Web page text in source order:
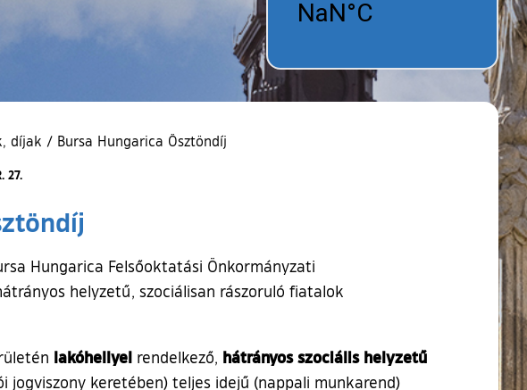
díjak / Bursa Hungarica Ösztöndíj
27.
Hungarica Felsőoktatási Önkormányzati
helyzetű, szociálisan rászoruló fiatalok
lakóhellyel rendelkező, hátrányos szociális helyzetű
keretében) teljes idejű (nappali munkarend)